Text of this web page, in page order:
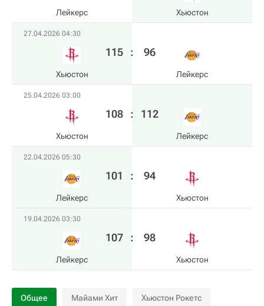
Лейкерс Хьюстон
27.04.2026 04:30
Хьюстон
115 : 96
Лейкерс
25.04.2026 03:00
Хьюстон
108 : 112
Лейкерс
22.04.2026 05:30
Лейкерс
101 : 94
Хьюстон
19.04.2026 03:30
Лейкерс
107 : 98
Хьюстон
Общее Майами Хит Хьюстон Рокетс